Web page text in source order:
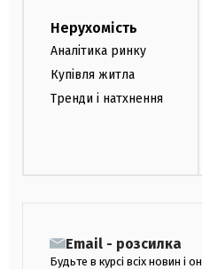
Нерухомість
Аналітика ринку
Купівля житла
Тренди і натхнення
Email - розсилка
Будьте в курсі всіх новин і